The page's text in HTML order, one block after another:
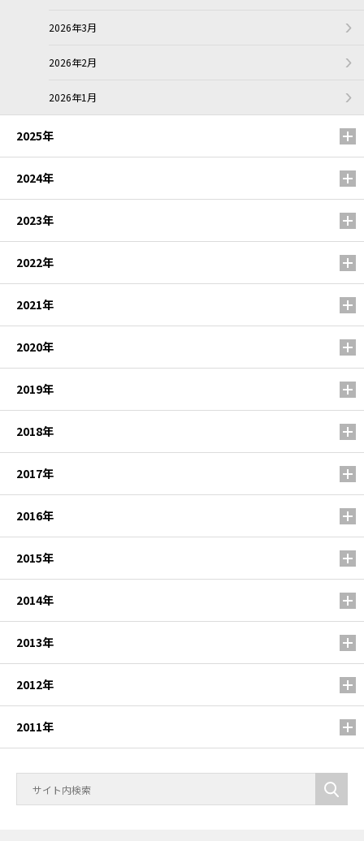
2026年3月
2026年2月
2026年1月
2025年
2024年
2023年
2022年
2021年
2020年
2019年
2018年
2017年
2016年
2015年
2014年
2013年
2012年
2011年